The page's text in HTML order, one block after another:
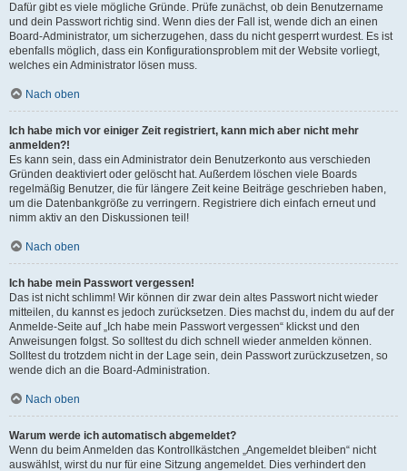
Dafür gibt es viele mögliche Gründe. Prüfe zunächst, ob dein Benutzername
und dein Passwort richtig sind. Wenn dies der Fall ist, wende dich an einen
Board-Administrator, um sicherzugehen, dass du nicht gesperrt wurdest. Es ist
ebenfalls möglich, dass ein Konfigurationsproblem mit der Website vorliegt,
welches ein Administrator lösen muss.
Nach oben
Ich habe mich vor einiger Zeit registriert, kann mich aber nicht mehr
anmelden?!
Es kann sein, dass ein Administrator dein Benutzerkonto aus verschieden
Gründen deaktiviert oder gelöscht hat. Außerdem löschen viele Boards
regelmäßig Benutzer, die für längere Zeit keine Beiträge geschrieben haben,
um die Datenbankgröße zu verringern. Registriere dich einfach erneut und
nimm aktiv an den Diskussionen teil!
Nach oben
Ich habe mein Passwort vergessen!
Das ist nicht schlimm! Wir können dir zwar dein altes Passwort nicht wieder
mitteilen, du kannst es jedoch zurücksetzen. Dies machst du, indem du auf der
Anmelde-Seite auf „Ich habe mein Passwort vergessen“ klickst und den
Anweisungen folgst. So solltest du dich schnell wieder anmelden können.
Solltest du trotzdem nicht in der Lage sein, dein Passwort zurückzusetzen, so
wende dich an die Board-Administration.
Nach oben
Warum werde ich automatisch abgemeldet?
Wenn du beim Anmelden das Kontrollkästchen „Angemeldet bleiben“ nicht
auswählst, wirst du nur für eine Sitzung angemeldet. Dies verhindert den